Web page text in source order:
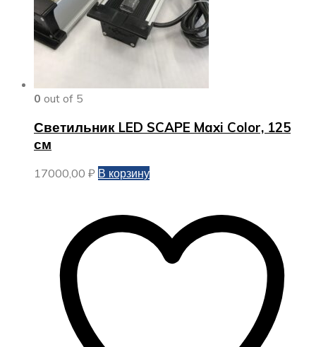
0 out of 5
Светильник LED SCAPE Maxi Color, 125
см
17000,00 ₽ В корзину